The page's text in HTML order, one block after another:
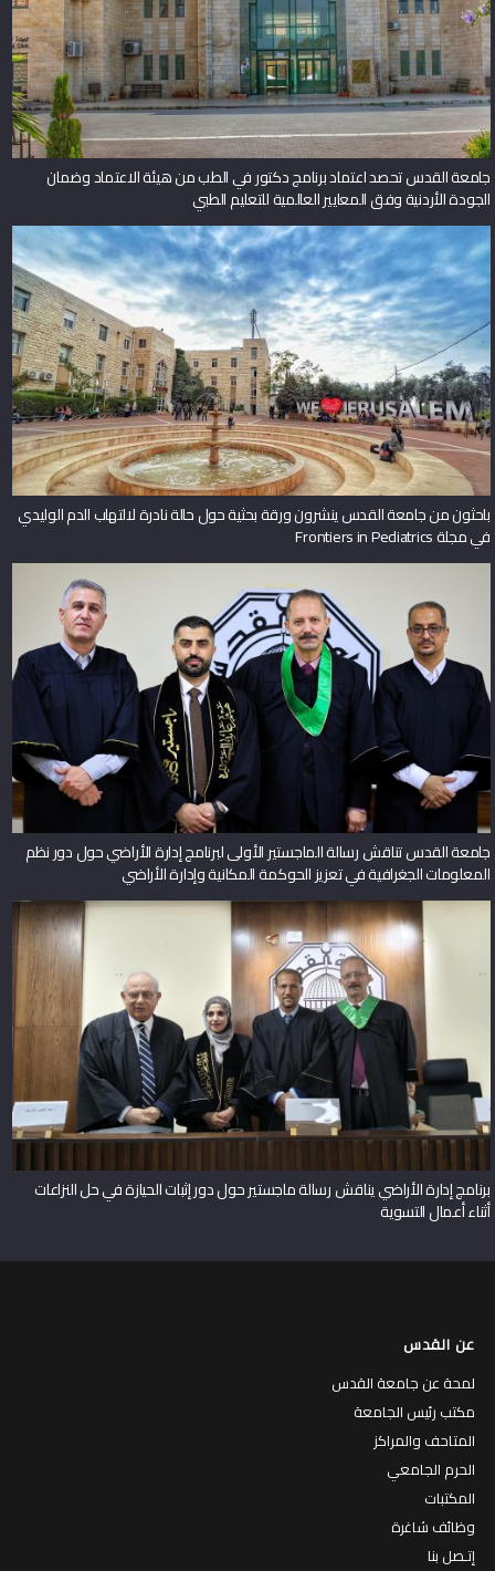
جامعة القدس تحصد اعتماد برنامج دكتور في الطب من هيئة الاعتماد وضمان
الجودة الأردنية وفق المعايير العالمية للتعليم الطبي
باحثون من جامعة القدس ينشرون ورقة بحثية حول حالة نادرة لالتهاب الدم الوليدي
في مجلة Frontiers in Pediatrics
جامعة القدس تناقش رسالة الماجستير الأولى لبرنامج إدارة الأراضي حول دور نظم
المعلومات الجغرافية في تعزيز الحوكمة المكانية وإدارة الأراضي
برنامج إدارة الأراضي يناقش رسالة ماجستير حول دور إثبات الحيازة في حل النزاعات
أثناء أعمال التسوية
عن القدس
لمحة عن جامعة القدس
مكتب رئيس الجامعة
المتاحف والمراكز
الحرم الجامعي
المكتبات
وظائف شاغرة
إتـصل بنا